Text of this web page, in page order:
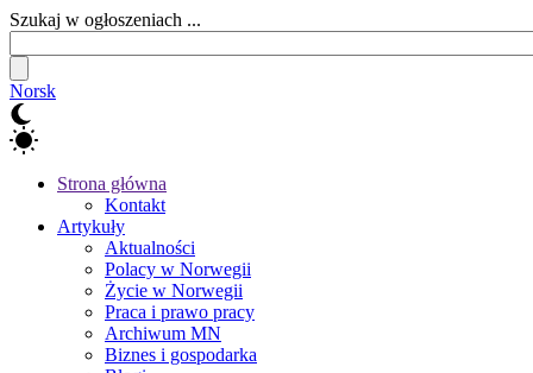
Szukaj w ogłoszeniach ...
Norsk
Strona główna
Kontakt
Artykuły
Aktualności
Polacy w Norwegii
Życie w Norwegii
Praca i prawo pracy
Archiwum MN
Biznes i gospodarka